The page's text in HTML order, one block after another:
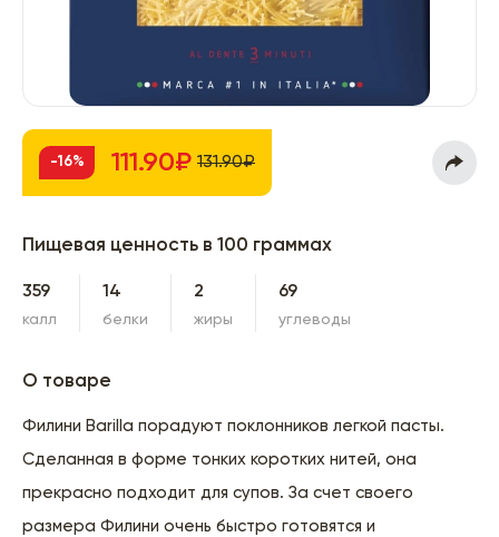
-16% 111.90₽ 131.90₽
Пищевая ценность в 100 граммах
359
калл
14
белки
2
жиры
69
углеводы
О товаре
Филини Barilla порадуют поклонников легкой пасты.
Сделанная в форме тонких коротких нитей, она
прекрасно подходит для супов. За счет своего
размера Филини очень быстро готовятся и